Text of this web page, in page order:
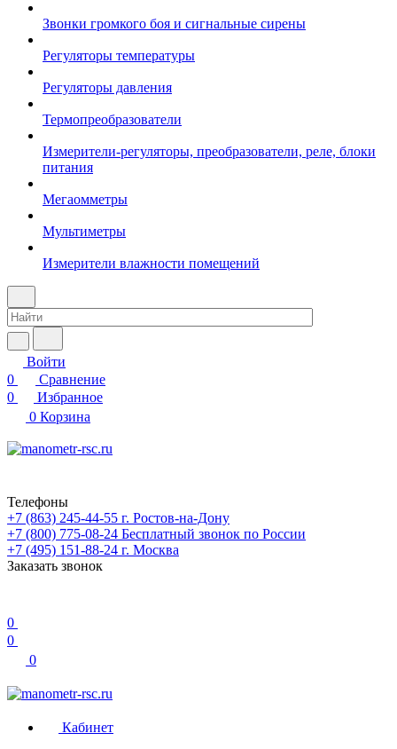
Звонки громкого боя и сигнальные сирены
Регуляторы температуры
Регуляторы давления
Термопреобразователи
Измерители-регуляторы, преобразователи, реле, блоки
питания
Мегаомметры
Мультиметры
Измерители влажности помещений
Войти
0
Сравнение
0
Избранное
0 Корзина
Телефоны
+7 (863) 245-44-55 г. Ростов-на-Дону
+7 (800) 775-08-24 Бесплатный звонок по России
+7 (495) 151-88-24 г. Москва
Заказать звонок
0
0
0
Кабинет